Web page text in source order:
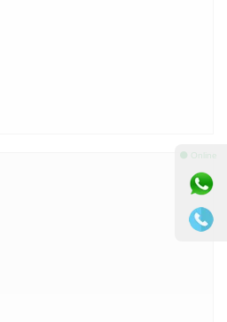
⚫ Online